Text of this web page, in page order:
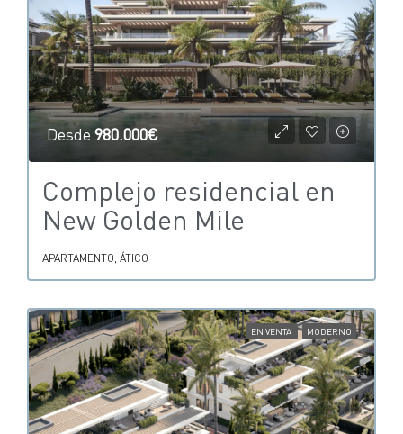
Desde 980.000€
Complejo residencial en
New Golden Mile
APARTAMENTO, ÁTICO
EN VENTA MODERNO